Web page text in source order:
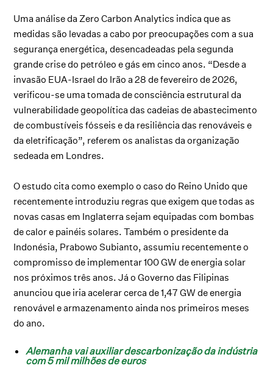
Uma análise da Zero Carbon Analytics indica que as
medidas são levadas a cabo por preocupações com a sua
segurança energética, desencadeadas pela segunda
grande crise do petróleo e gás em cinco anos. “Desde a
invasão EUA-Israel do Irão a 28 de fevereiro de 2026,
verificou-se uma tomada de consciência estrutural da
vulnerabilidade geopolítica das cadeias de abastecimento
de combustíveis fósseis e da resiliência das renováveis e
da eletrificação”, referem os analistas da organização
sedeada em Londres.
O estudo cita como exemplo o caso do Reino Unido que
recentemente introduziu regras que exigem que todas as
novas casas em Inglaterra sejam equipadas com bombas
de calor e painéis solares. Também o presidente da
Indonésia, Prabowo Subianto, assumiu recentemente o
compromisso de implementar 100 GW de energia solar
nos próximos três anos. Já o Governo das Filipinas
anunciou que iria acelerar cerca de 1,47 GW de energia
renovável e armazenamento ainda nos primeiros meses
do ano.
Alemanha vai auxiliar descarbonização da indústria
com 5 mil milhões de euros